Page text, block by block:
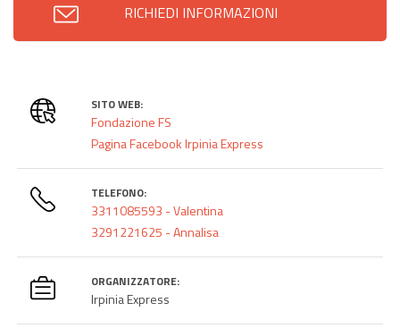
RICHIEDI INFORMAZIONI
SITO WEB:
Fondazione FS
Pagina Facebook Irpinia Express
TELEFONO:
3311085593 - Valentina
3291221625 - Annalisa
ORGANIZZATORE:
Irpinia Express